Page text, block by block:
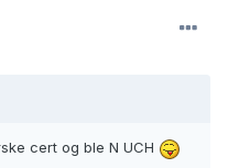
cert og ble N UCH